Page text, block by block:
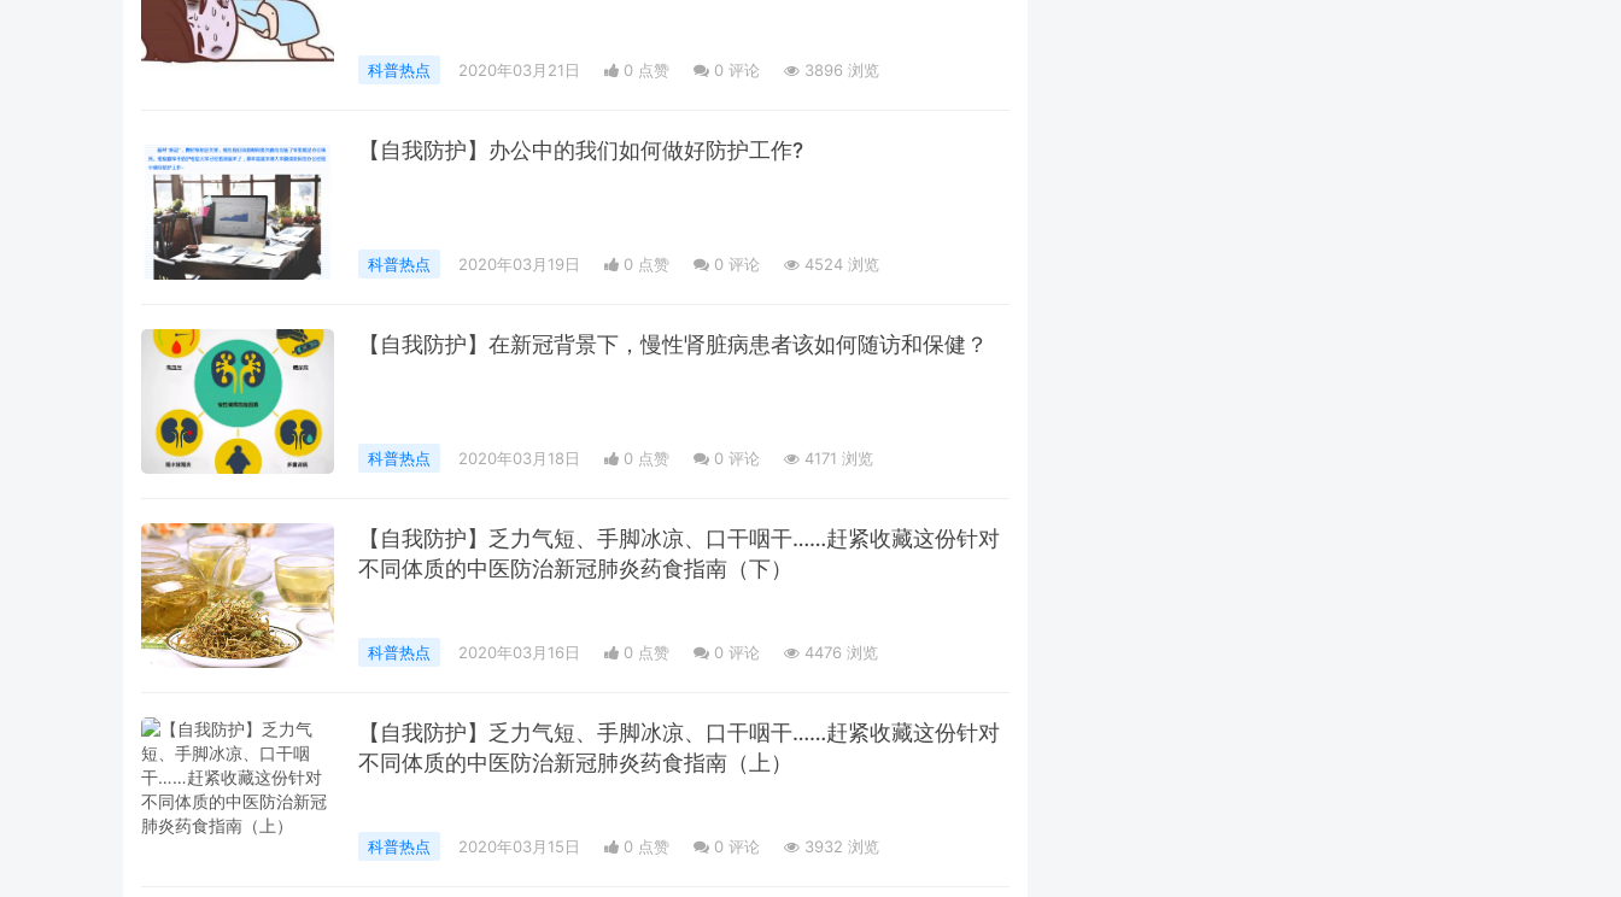
科普热点 2020年03月21日 0 点赞 0 评论 3896 浏览
【自我防护】办公中的我们如何做好防护工作?
科普热点 2020年03月19日 0 点赞 0 评论 4524 浏览
【自我防护】在新冠背景下，慢性肾脏病患者该如何随访和保健？
科普热点 2020年03月18日 0 点赞 0 评论 4171 浏览
【自我防护】乏力气短、手脚冰凉、口干咽干……赶紧收藏这份针对
不同体质的中医防治新冠肺炎药食指南（下）
科普热点 2020年03月16日 0 点赞 0 评论 4476 浏览
【自我防护】乏力气短、手脚冰凉、口干咽干……赶紧收藏这份针对
不同体质的中医防治新冠肺炎药食指南（上）
科普热点 2020年03月15日 0 点赞 0 评论 3932 浏览